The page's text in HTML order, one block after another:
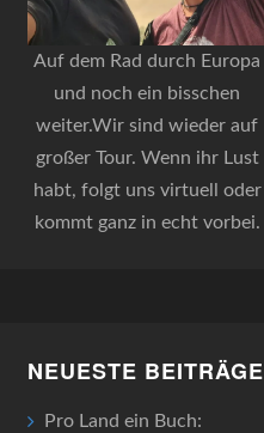
Auf dem Rad durch Europa
und noch ein bisschen
weiter.Wir sind wieder auf
großer Tour. Wenn ihr Lust
habt, folgt uns virtuell oder
kommt ganz in echt vorbei.
NEUESTE BEITRÄGE
Pro Land ein Buch: